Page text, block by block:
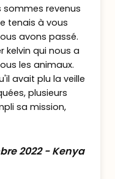
et nous
dans les parcs.
du Lac Nakuru
plantations
revenus
tenais à vous
avons passé.
kelvin qui nous a
les animaux.
avait plu la veille
plusieurs
sa mission,
2022 - Kenya